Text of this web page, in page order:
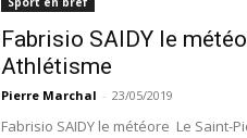
Fabrisio SAIDY le
Athlétisme
Pierre Marchal - 23/05/2019
Fabrisio SAIDY le météore Le Saint-